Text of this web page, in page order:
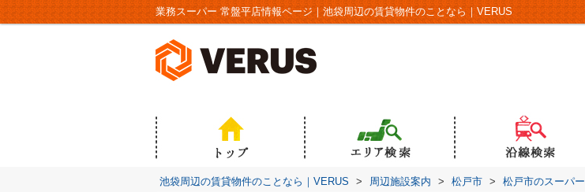
業務スーパー 常盤平店情報ページ｜池袋周辺の賃貸物件のことなら｜VERUS
池袋周辺の賃貸物件のことなら｜VERUS > 周辺施設案内 > 松戸市 > 松戸市のスーパー